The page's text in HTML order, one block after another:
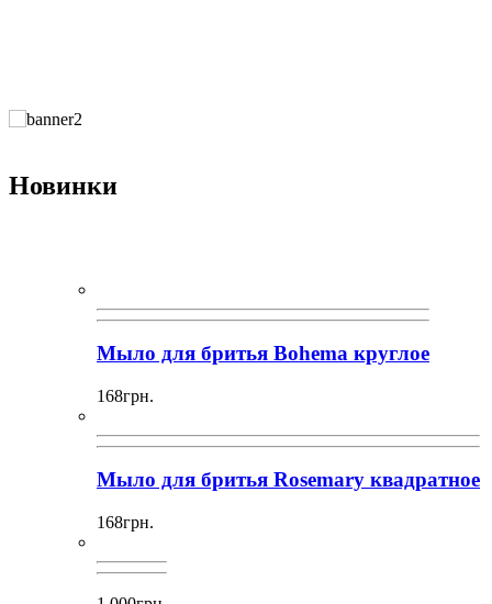
Новинки
Мыло для бритья Bohema круглое
168грн.
Мыло для бритья Rosemary квадратное
168грн.